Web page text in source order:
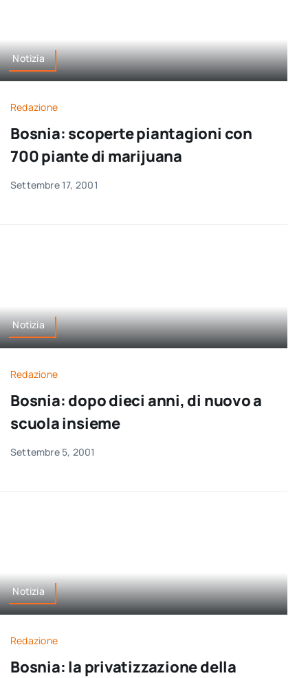
Notizia
Redazione
Bosnia: scoperte piantagioni con
700 piante di marijuana
Settembre 17, 2001
Notizia
Redazione
Bosnia: dopo dieci anni, di nuovo a
scuola insieme
Settembre 5, 2001
Notizia
Redazione
Bosnia: la privatizzazione della